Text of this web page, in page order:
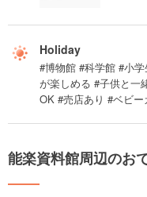
Holiday
#博物館 #科学館 #小
が楽しめる #子供と一
OK #売店あり #ベビー
能楽資料館周辺のお